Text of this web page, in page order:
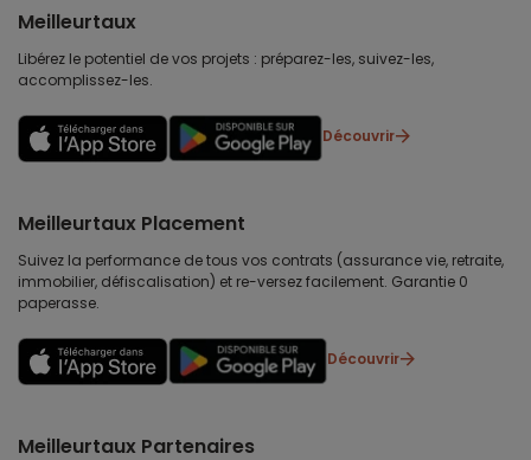
Meilleurtaux
Libérez le potentiel de vos projets : préparez-les, suivez-les,
accomplissez-les.
Découvrir
Meilleurtaux Placement
Suivez la performance de tous vos contrats (assurance vie, retraite,
immobilier, défiscalisation) et re-versez facilement. Garantie 0
paperasse.
Découvrir
Meilleurtaux Partenaires